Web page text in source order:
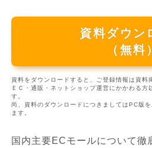
資料ダウン
（無料
資料をダウンロードすると、ご登録情報は資料
ＥＣ・通販・ネットショップ運営にかかわる方
す。
尚、資料のダウンロードにつきましてはPC版
ます。
国内主要ECモールについて徹